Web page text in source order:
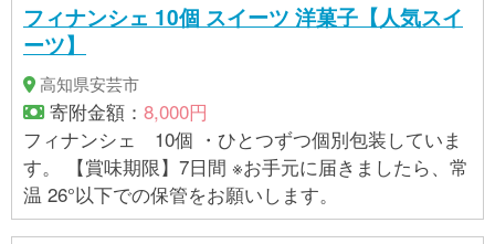
フィナンシェ 10個 スイーツ 洋菓子【人気スイ
ーツ】
高知県安芸市
寄附金額： 8,000円
フィナンシェ 10個 ・ひとつずつ個別包装していま
す。 【賞味期限】7日間 ※お手元に届きましたら、常
温 26°以下での保管をお願いします。